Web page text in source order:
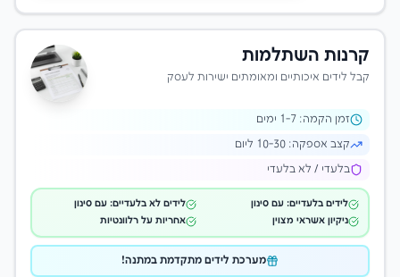
קרנות השתלמות
קבל לידים איכותיים ומאומתים ישירות לעסק
זמן הקמה: 1 -7 ימים
קצב אספקה: 10-30 ליום
בלעדי / לא בלעדי
לידים בלעדיים: עם סינון
לידים לא בלעדיים: עם סינון
ניקיון אשראי מצוין
אחריות על רלוונטיות
מערכת לידים מתקדמת במתנה!